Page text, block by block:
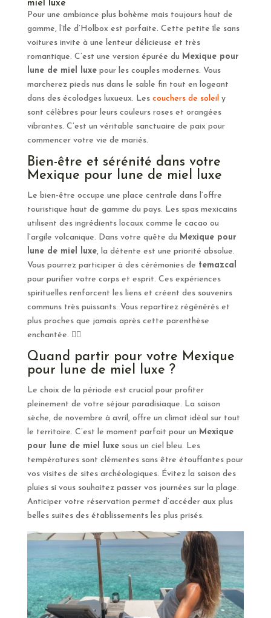
miel luxe
Pour une ambiance plus bohème mais toujours haut de
gamme, l’île d’Holbox est parfaite. Cette petite île sans
voitures invite à une lenteur délicieuse et très
romantique. C’est une version épurée du Mexique pour
lune de miel luxepour les couples modernes. Vous
marcherez pieds nus dans le sable fin tout en logeant
dans des écolodges luxueux. Les couchers de soleily
sont célèbres pour leurs couleurs roses et orangées
vibrantes. C’est un véritable sanctuaire de paix pour
commencer votre vie de mariés.
Bien-être et sérénité dans votre
Mexique pour lune de miel luxe
Le bien-être occupe une place centrale dans l’offre
touristique haut de gamme du pays. Les spas mexicains
utilisent des ingrédients locaux comme le cacao ou
l’argile volcanique. Dans votre quête du Mexique pour
lune de miel luxe, la détente est une priorité absolue.
Vous pourrez participer à des cérémonies de temazcal
pour purifier votre corps et esprit. Ces expériences
spirituelles renforcent les liens et créent des souvenirs
communs très puissants. Vous repartirez régénérés et
plus proches que jamais après cette parenthèse
enchantée. 🧖‍♀️
Quand partir pour votre Mexique
pour lune de miel luxe ?
Le choix de la période est crucial pour profiter
pleinement de votre séjour paradisiaque. La saison
sèche, de novembre à avril, offre un climat idéal sur tout
le territoire. C’est le moment parfait pour un Mexique
pour lune de miel luxesous un ciel bleu. Les
températures sont clémentes sans être étouffantes pour
vos visites de sites archéologiques. Évitez la saison des
pluies si vous souhaitez passer vos journées sur la plage.
Anticiper votre réservation permet d’accéder aux plus
belles suites des établissements les plus prisés.